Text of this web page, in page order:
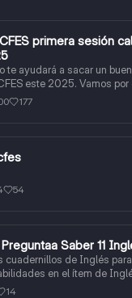
primera sesión
te ayudará a sacar un
este 2025. Vamos por
ser admitido en la
la carrera que quieres y
177
Crítica
54
Saber 11
cuadernillos de Inglés
en el ítem de
🫡
14